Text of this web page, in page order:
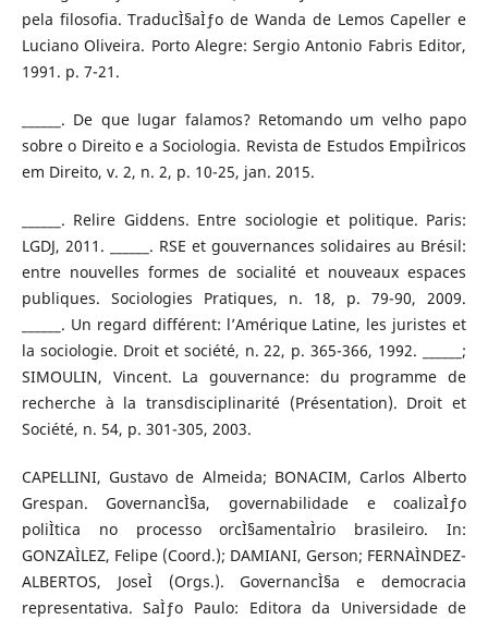
pela filosofia. TraducÌ§aÌƒo de Wanda de Lemos Capeller e
Luciano Oliveira. Porto Alegre: Sergio Antonio Fabris Editor,
1991. p. 7-21.
______. De que lugar falamos? Retomando um velho papo
sobre o Direito e a Sociologia. Revista de Estudos EmpiÌricos
em Direito, v. 2, n. 2, p. 10-25, jan. 2015.
______. Relire Giddens. Entre sociologie et politique. Paris:
LGDJ, 2011. ______. RSE et gouvernances solidaires au Brésil:
entre nouvelles formes de socialité et nouveaux espaces
publiques. Sociologies Pratiques, n. 18, p. 79-90, 2009.
______. Un regard différent: l’Amérique Latine, les juristes et
la sociologie. Droit et société, n. 22, p. 365-366, 1992. ______;
SIMOULIN, Vincent. La gouvernance: du programme de
recherche à la transdisciplinarité (Présentation). Droit et
Société, n. 54, p. 301-305, 2003.
CAPELLINI, Gustavo de Almeida; BONACIM, Carlos Alberto
Grespan. GovernancÌ§a, governabilidade e coalizaÌƒo
poliÌtica no processo orcÌ§amentaÌrio brasileiro. In:
GONZAÌLEZ, Felipe (Coord.); DAMIANI, Gerson; FERNAÌNDEZ-
ALBERTOS, JoseÌ (Orgs.). GovernancÌ§a e democracia
representativa. SaÌƒo Paulo: Editora da Universidade de